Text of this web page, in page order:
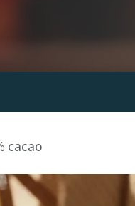
cacao